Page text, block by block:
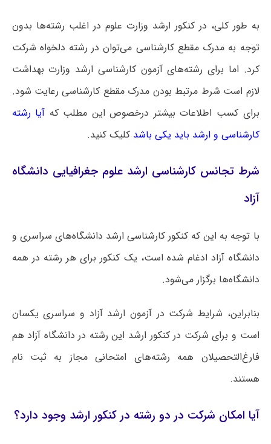
به طور کلی، در کنکور ارشد وزارت علوم در اغلب رشته‌ها بدون
توجه به مدرک مقطع کارشناسی می‌توان در رشته دلخواه شرکت
کرد. اما برای رشته‌های آزمون کارشناسی ارشد وزارت بهداشت
لازم است شرط مرتبط بودن مدرک مقطع کارشناسی رعایت شود.
برای کسب اطلاعات بیشتر درخصوص این مطلب که آیا رشته
کارشناسی و ارشد باید یکی باشد کلیک کنید.
شرط تجانس کارشناسی ارشد علوم جغرافیایی دانشگاه
آزاد
با توجه به این که کنکور کارشناسی ارشد دانشگاه‌های سراسری و
دانشگاه آزاد ادغام شده است، یک کنکور برای هر رشته در همه
دانشگاه‌ها برگزار می‌شود.
بنابراین، شرایط شرکت در آزمون ارشد آزاد و سراسری یکسان
است و برای شرکت در کنکور ارشد این رشته در دانشگاه آزاد هم
فارغ‌التحصیلان همه رشته‌های امتحانی مجاز به ثبت نام
هستند.
آیا امکان شرکت در دو رشته در کنکور ارشد وجود دارد؟